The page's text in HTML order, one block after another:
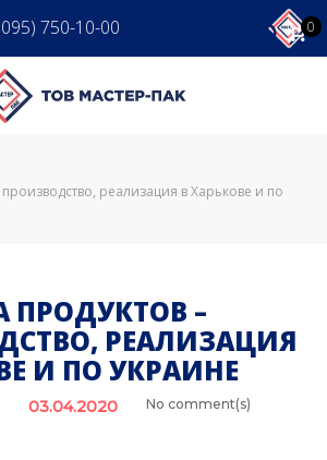
750-10-00 0
производство, реализация в Харькове и по
ПРОДУКТОВ –
РЕАЛИЗАЦИЯ
И ПО УКРАИНЕ
03.04.2020 No comment(s)